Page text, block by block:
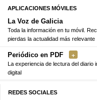
APLICACIONES MÓVILES
La Voz de Galicia
Toda la información en tu móvil.
pierdas la actualidad más relevante
Periódico en PDF
La experiencia de lectura del diario
digital
REDES SOCIALES